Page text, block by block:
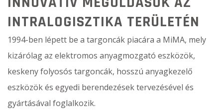
INTRALOGISZTIKA TERÜLETÉN
1994-ben lépett be a targoncák piacára a MiMA, mely
kizárólag az elektromos anyagmozgató eszközök,
keskeny folyosós targoncák, hosszú anyagkezelő
eszközök és egyedi berendezések tervezésével és
gyártásával foglalkozik.